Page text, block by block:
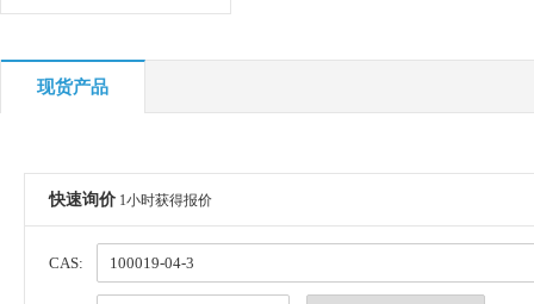
现货产品
快速询价 1小时获得报价
CAS: